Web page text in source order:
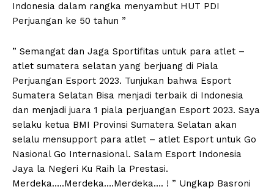
Indonesia dalam rangka menyambut HUT PDI
Perjuangan ke 50 tahun ”
” Semangat dan Jaga Sportifitas untuk para atlet –
atlet sumatera selatan yang berjuang di Piala
Perjuangan Esport 2023. Tunjukan bahwa Esport
Sumatera Selatan Bisa menjadi terbaik di Indonesia
dan menjadi juara 1 piala perjuangan Esport 2023. Saya
selaku ketua BMI Provinsi Sumatera Selatan akan
selalu mensupport para atlet – atlet Esport untuk Go
Nasional Go Internasional. Salam Esport Indonesia
Jaya la Negeri Ku Raih la Prestasi.
Merdeka…..Merdeka….Merdeka…. ! ” Ungkap Basroni